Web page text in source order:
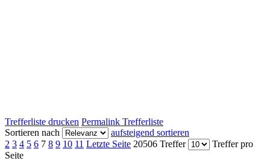
Trefferliste drucken Permalink Trefferliste
Sortieren nach
aufsteigend sortieren
2 3 4 5 6 7 8 9 10 11 Letzte Seite 20506 Treffer
Treffer pro
Seite